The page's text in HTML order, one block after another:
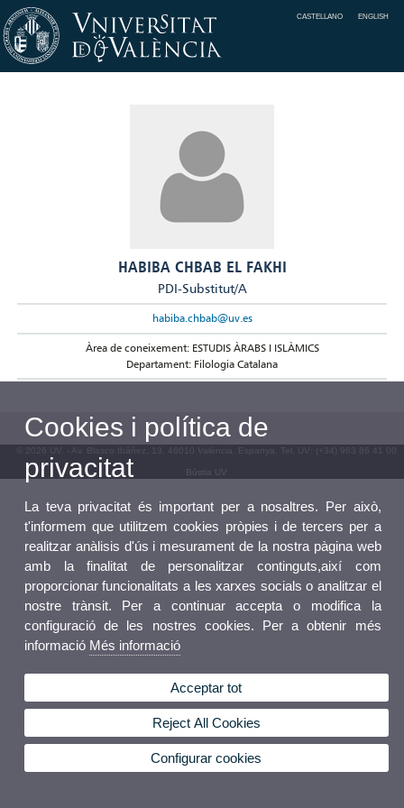
CASTELLANO ENGLISH
HABIBA CHBAB EL FAKHI
PDI-Substitut/A
habiba.chbab@uv.es
Àrea de coneixement: ESTUDIS ÀRABS I ISLÀMICS
Departament: Filologia Catalana
© 2026 UV. - Av. Blasco Ibáñez, 13. 46010 València. Espanya. Tel. UV: (+34) 963 86 41 00
Bústia UV
Cookies i política de
privacitat
La teva privacitat és important per a nosaltres. Per això,
t'informem que utilitzem cookies pròpies i de tercers per a
realitzar anàlisis d'ús i mesurament de la nostra pàgina web
amb la finalitat de personalitzar continguts,així com
proporcionar funcionalitats a les xarxes socials o analitzar el
nostre trànsit. Per a continuar accepta o modifica la
configuració de les nostres cookies. Per a obtenir més
informació Més informació
Acceptar tot
Reject All Cookies
Configurar cookies